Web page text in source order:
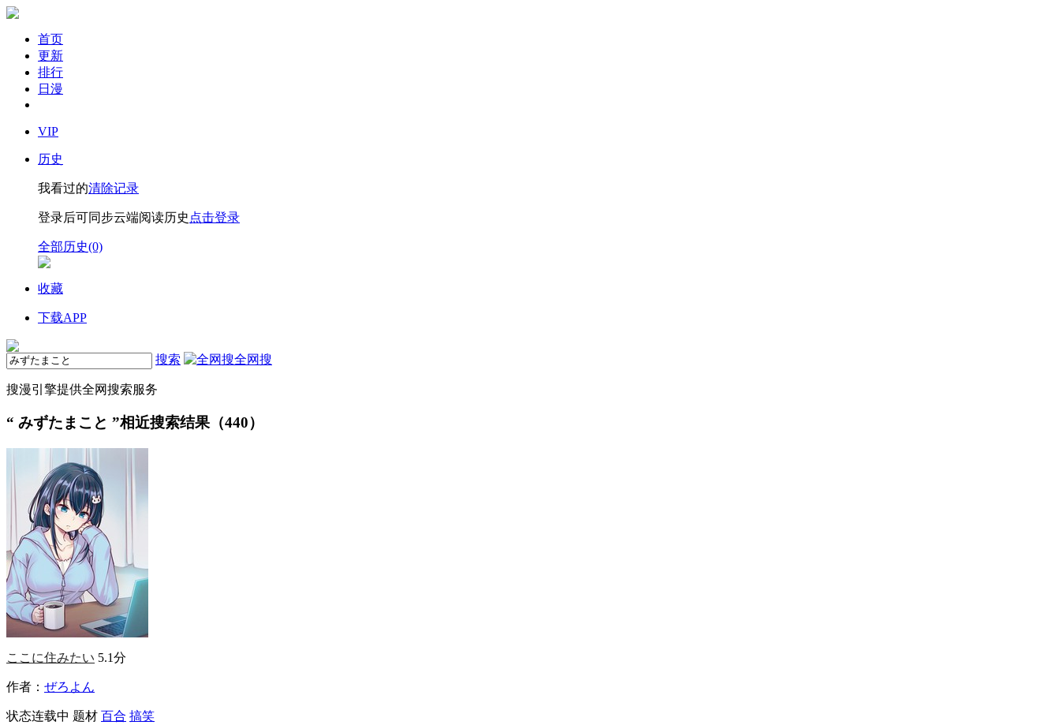
首页
更新
排行
日漫
VIP
历史
我看过的清除记录
登录后可同步云端阅读历史 点击登录
全部历史(0)
收藏
下载APP
搜索 全网搜
搜漫引擎提供全网搜索服务
“ みずたまこと ”相近搜索结果（440）
ここに住みたい 5.1分
作者： ぜろよん
状态连载中 题材 百合 搞笑